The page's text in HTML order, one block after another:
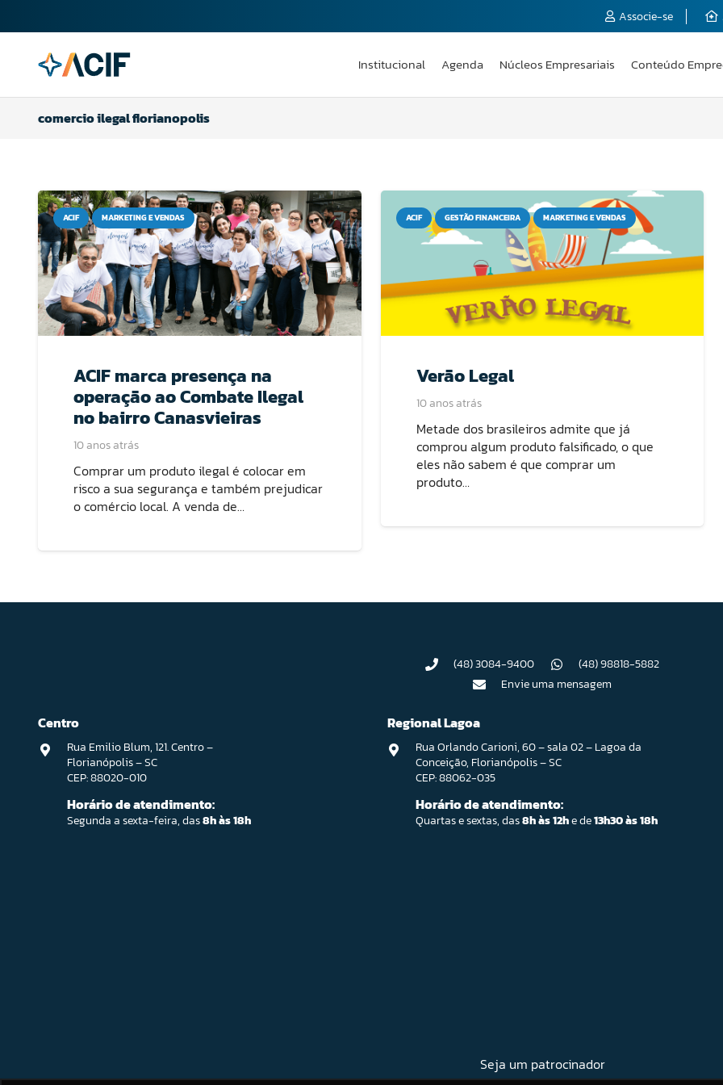
Associe-se
Institucional Agenda Núcleos Empresariais Conteúdo
comercio ilegal florianopolis
ACIF MARKETING E VENDAS
ACIF marca presença na
operação ao Combate Ilegal
no bairro Canasvieiras
10 anos atrás
Comprar um produto ilegal é colocar em
risco a sua segurança e também prejudicar
o comércio local. A venda de…
ACIF GESTÃO FINANCEIRA MARKETING E VENDAS
Verão Legal
10 anos atrás
Metade dos brasileiros admite que já
comprou algum produto falsificado, o que
eles não sabem é que comprar um
produto…
(48) 3084-9400
(48) 98818-5882
Envie uma mensagem
Centro
Rua Emilio Blum, 121. Centro –
Florianópolis – SC
CEP: 88020-010
Horário de atendimento:
Segunda a sexta-feira, das8h às 18h
Regional Lagoa
Rua Orlando Carioni, 60 – sala 02 – Lagoa da
Conceição, Florianópolis – SC
CEP: 88062-035
Horário de atendimento:
Quartas e sextas, das8h às 12he de13h30 às 18h
Seja um patrocinador